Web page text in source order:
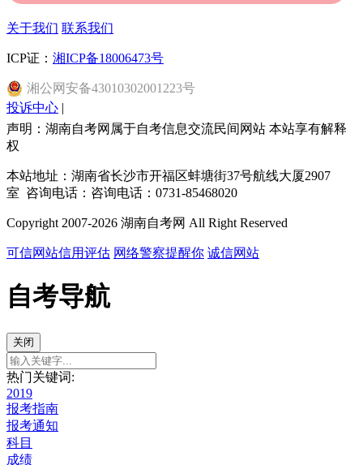
关于我们 联系我们
ICP证： 湘ICP备18006473号
湘公网安备43010302001223号
投诉中心 |
声明：湖南自考网属于自考信息交流民间网站 本站享有解释
权
本站地址：湖南省长沙市开福区蚌塘街37号航线大厦2907
室 咨询电话：咨询电话：0731-85468020
Copyright 2007-2026 湖南自考网 All Right Reserved
可信网站信用评估 网络警察提醒你 诚信网站
自考导航
关闭
热门关键词:
2019
报考指南
报考通知
科目
成绩